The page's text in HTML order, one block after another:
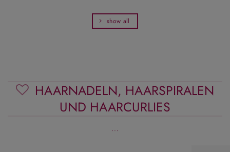
show all
HAARNADELN, HAARSPIRALEN
UND HAARCURLIES
…